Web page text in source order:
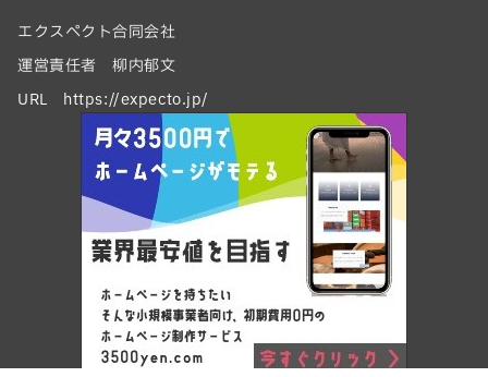
エクスペクト合同会社
運営責任者 柳内郁文
URL https://expecto.jp/